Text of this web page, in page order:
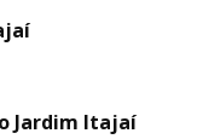
Jardim Itajaí